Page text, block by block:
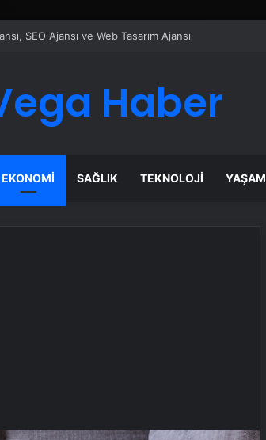
Yazılımı
Haber
EKONOMI SAĞLIK TEKNOLOJI YAŞAM